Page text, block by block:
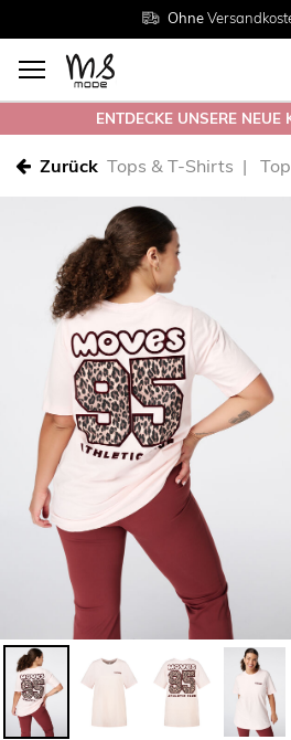
Ohne Grösse38
Rückgabe
ENTDECKE UNSERE NEUE
Zurück Tops & T-Shirts